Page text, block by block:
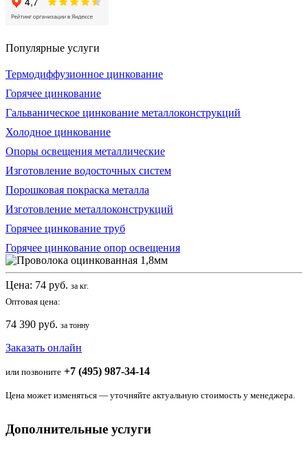
Популярные услуги
Термодиффузионное цинкование
Горячее цинкование
Гальваническое цинкование металлоконструкций
Холодное цинкование
Опоры освещения металлические
Изготовление водосточных систем
Порошковая покраска металла
Изготовление металлоконструкций
Горячее цинкование труб
Горячее цинкование опор освещения
Цена: 74 руб. за кг.
Оптовая цена:
74 390 руб. за тонну
Заказать онлайн
или позвоните +7 (495) 987-34-14
Цена может изменяться — уточняйте актуальную стоимость у менеджера.
Дополнительные услуги